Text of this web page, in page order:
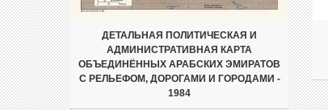
ДЕТАЛЬНАЯ ПОЛИТИЧЕСКАЯ И
АДМИНИСТРАТИВНАЯ КАРТА
ОБЪЕДИНЁННЫХ АРАБСКИХ ЭМИРАТОВ
С РЕЛЬЕФОМ, ДОРОГАМИ И ГОРОДАМИ -
1984